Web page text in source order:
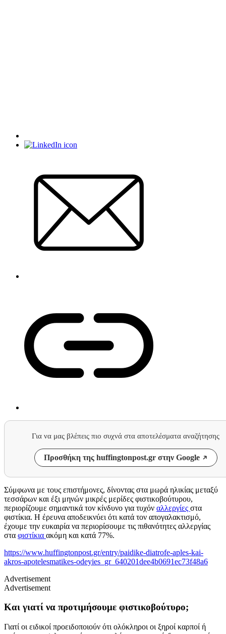
Για να μας βλέπεις πιο συχνά στα αποτελέσματα αναζήτησης
Προσθήκη της huffingtonpost.gr στην Google
Σύμφωνα με τους επιστήμονες, δίνοντας στα μωρά ηλικίας μεταξύ
τεσσάρων και έξι μηνών μικρές μερίδες φιστικοβούτυρου,
περιορίζουμε σημαντικά τον κίνδυνο για τυχόν αλλεργίες στα
φιστίκια. Η έρευνα αποδεικνύει ότι κατά τον απογαλακτισμό,
έχουμε την ευκαιρία να περιορίσουμε τις πιθανότητες αλλεργίας
στα φιστίκια ακόμη και κατά 77%.
https://www.huffingtonpost.gr/entry/paidike-diatrofe-aples-kai-
akros-apotelesmatikes-odeyies_gr_640201dee4b0691ec73f48a6
Advertisement
Advertisement
Και γιατί να προτιμήσουμε φιστικοβούτυρο;
Γιατί οι ειδικοί προειδοποιούν ότι ολόκληροι οι ξηροί καρποί ή